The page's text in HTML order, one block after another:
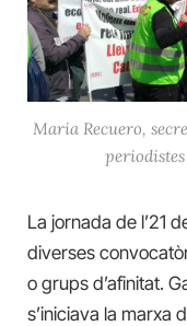
Maria Recuero,
La jornada de l’21
diverses
o grups d’afinitat.
s’iniciava la marxa